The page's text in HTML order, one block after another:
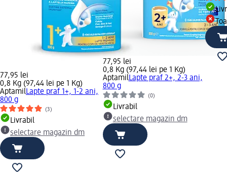
77,95 lei
0,8 Kg (97,44 lei pe 1 Kg)
AptamilLapte praf 1+, 1-2 ani,
800 g
(3)
Livrabil
selectare magazin dm
77,95 lei
0,8 Kg (97,44 lei pe 1 Kg)
AptamilLapte praf 2+, 2-3 ani,
800 g
(0)
Livrabil
selectare magazin dm